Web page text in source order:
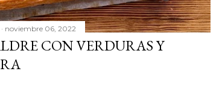
noviembre 06, 2022
CON VERDURAS Y